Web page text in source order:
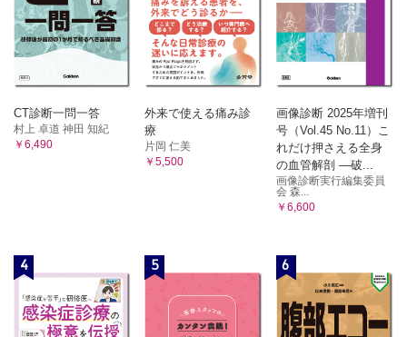
CT診断一問一答
村上 卓道 神田 知紀
￥6,490
外来で使える痛み診
療
片岡 仁美
￥5,500
画像診断 2025年増刊
号（Vol.45 No.11）こ
れだけ押さえる全身
の血管解剖 ―破...
画像診断実行編集委員
会 森...
￥6,600
4 5 6